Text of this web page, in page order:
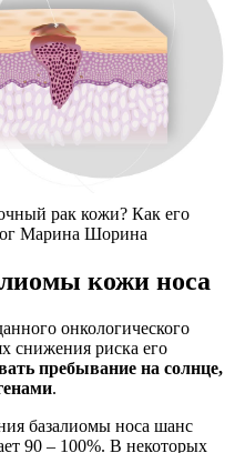
рак кожи? Как его
Марина Шорина
кожи носа
онкологического
снижения риска его
пребывание на солнце,
.
базалиомы носа шанс
90 – 100%. В некоторых